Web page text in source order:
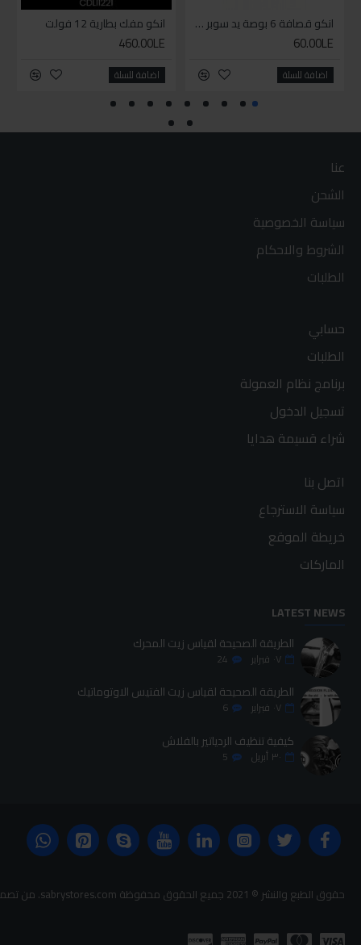
انكو قصافة 6 بوصة يد سوبر وان
60.00LE
اضافة للسلة
انكو مفك بطارية 12 فولت
460.00LE
اضافة للسلة
عنا
الشحن
سياسة الخصوصية
الشروط والاحكام
الطلبات
حسابي
الطلبات
برنامج نظام العمولة
تسجيل الدخول
شراء قسيمة هدايا
اتصل بنا
سياسة الاسترجاع
خريطة الموقع
الماركات
LATEST NEWS
الطريقة الصحيحة لقياس زيت المحرك
٠٧ فبراير 24
الطريقة الصحيحة لقياس زيت الفتيس الاوتوماتيك
٠٧ فبراير 6
كيفية تنظيف الردياتير بالفلاش
٣٠ أبريل 5
حقوق الطبع والنشر © 2021 جميع الحقوق محفوظة sabrystores.com. من تصميم-